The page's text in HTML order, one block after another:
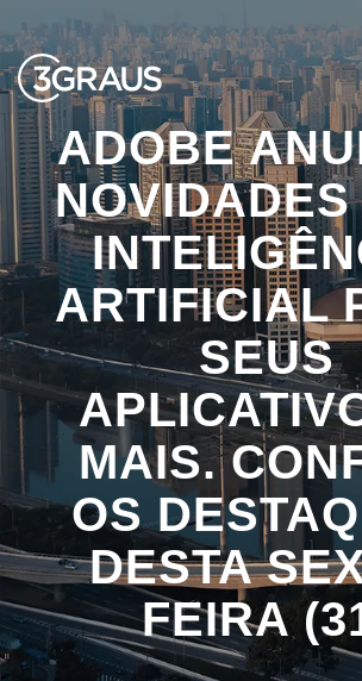
ADOBE
NOVIDADES
ARTIFICIAL
SEUS
MAIS.
OS
DESTA
FEIRA
HOME
NOTÍCIAS